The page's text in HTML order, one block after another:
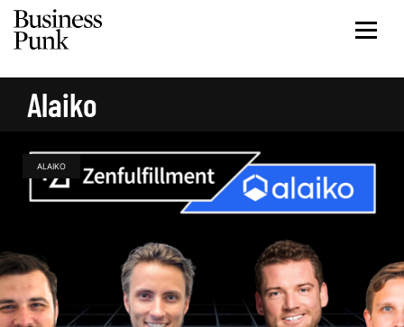
Alaiko
ALAIKO